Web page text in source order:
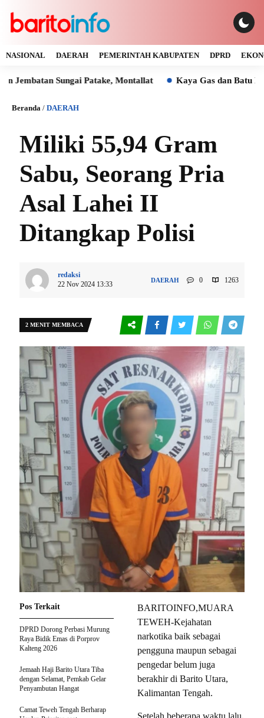
NASIONAL DAERAH PEMERINTAH KABUPATEN DPRD
Sungai Patake, Montallat Kaya Gas dan Batu Bara
Beranda / DAERAH
Miliki 55,94 Gram
Sabu, Seorang Pria
Asal Lahei II
Ditangkap Polisi
redaksi
22 Nov 2024 13:33
DAERAH 0 1263
2 MENIT MEMBACA
BARITOINFO,MUARA
TEWEH-Kejahatan
narkotika baik sebagai
pengguna maupun sebagai
pengedar belum juga
berakhir di Barito Utara,
Kalimantan Tengah.
Setelah beberapa waktu lalu,
Pos Terkait
DPRD Dorong Perbasi Murung
Raya Bidik Emas di Porprov
Kalteng 2026
Jemaah Haji Barito Utara Tiba
dengan Selamat, Pemkab Gelar
Penyambutan Hangat
Camat Teweh Tengah Berharap